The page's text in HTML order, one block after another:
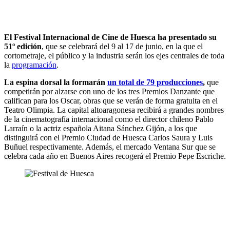
El Festival Internacional de Cine de Huesca ha presentado su
51º edición, que se celebrará del 9 al 17 de junio, en la que el
cortometraje, el público y la industria serán los ejes centrales de toda
la programación.
La espina dorsal la formarán un total de 79 producciones, que
competirán por alzarse con uno de los tres Premios Danzante que
califican para los Oscar, obras que se verán de forma gratuita en el
Teatro Olimpia. La capital altoaragonesa recibirá a grandes nombres
de la cinematografía internacional como el director chileno Pablo
Larraín o la actriz española Aitana Sánchez Gijón, a los que
distinguirá con el Premio Ciudad de Huesca Carlos Saura y Luis
Buñuel respectivamente. Además, el mercado Ventana Sur que se
celebra cada año en Buenos Aires recogerá el Premio Pepe Escriche.